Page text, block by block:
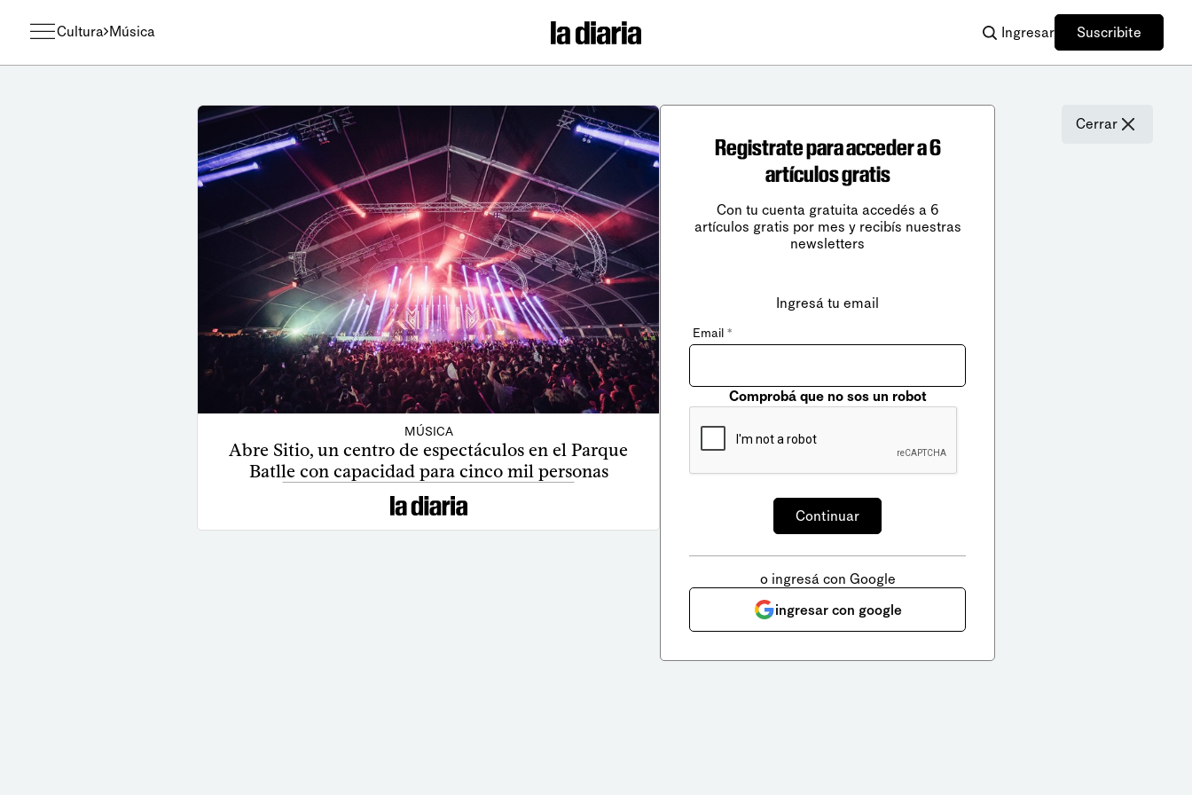
Cultura Música Ingresar Suscribite
MÚSICA
Abre Sitio, un centro de espectáculos en el Parque
Batlle con capacidad para cinco mil personas
Cerrar
Registrate para acceder a 6
artículos gratis
Con tu cuenta gratuita accedés a 6
artículos gratis por mes y recibís nuestras
newsletters
Ingresá tu email
Email *
Comprobá que no sos un robot
o ingresá con Google
ingresar con google